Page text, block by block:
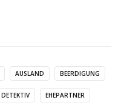
AUSLAND BEERDIGUNG
DETEKTIV EHEPARTNER